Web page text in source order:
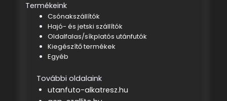
Termékeink
Csónakszállítók
Hajó- és jetski szállítók
Oldalfalas/síkplatós utánfutók
Kiegészítő termékek
Egyéb
További oldalaink
utanfuto-alkatresz.hu